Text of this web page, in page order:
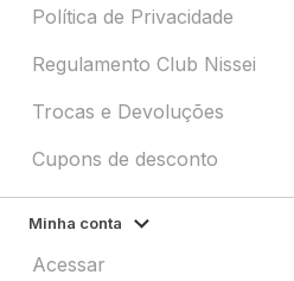
Política de Privacidade
Regulamento Club Nissei
Trocas e Devoluções
Cupons de desconto
Minha conta
Acessar